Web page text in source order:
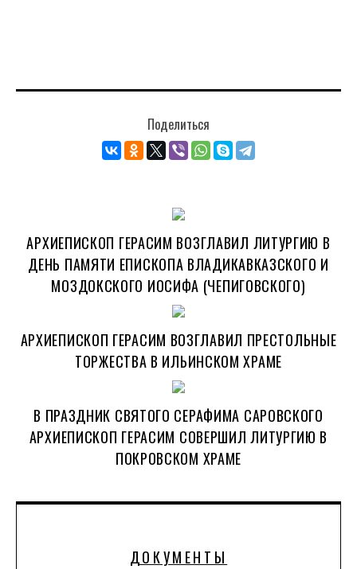
ДОКУМЕНТЫ
Поделиться
АРХИЕПИСКОП ГЕРАСИМ ВОЗГЛАВИЛ ЛИТУРГИЮ В
ДЕНЬ ПАМЯТИ ЕПИСКОПА ВЛАДИКАВКАЗСКОГО И
МОЗДОКСКОГО ИОСИФА (ЧЕПИГОВСКОГО)
АРХИЕПИСКОП ГЕРАСИМ ВОЗГЛАВИЛ ПРЕСТОЛЬНЫЕ
ТОРЖЕСТВА В ИЛЬИНСКОМ ХРАМЕ
В ПРАЗДНИК СВЯТОГО СЕРАФИМА САРОВСКОГО
АРХИЕПИСКОП ГЕРАСИМ СОВЕРШИЛ ЛИТУРГИЮ В
ПОКРОВСКОМ ХРАМЕ